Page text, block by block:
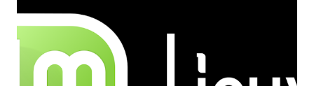
o Windows Live (assim como muitos profissionais de TI) ,
mesmo na versão para Linux, claro, sempre existem outras
opções e o Pidgin, que se mostra como opção.